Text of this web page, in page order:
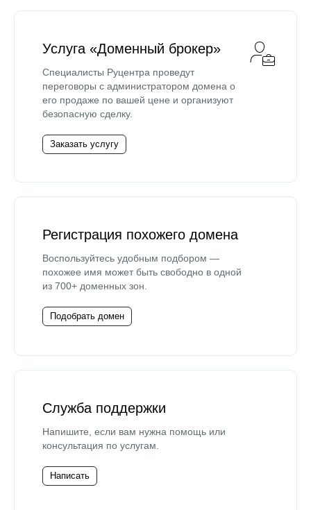
Услуга «Доменный брокер»
Специалисты Руцентра проведут
переговоры с администратором домена о
его продаже по вашей цене и организуют
безопасную сделку.
Заказать услугу
Регистрация похожего домена
Воспользуйтесь удобным подбором —
похожее имя может быть свободно в одной
из 700+ доменных зон.
Подобрать домен
Служба поддержки
Напишите, если вам нужна помощь или
консультация по услугам.
Написать